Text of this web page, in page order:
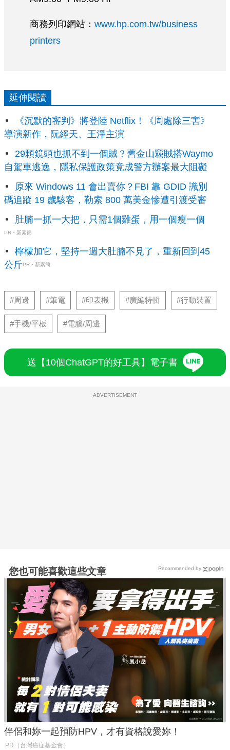
商務列印網站： www.hp.com.tw/business
printers
延伸閱讀
《沉默的審判》將登陸 Netflix！《周處除三害》
導演新作，阮經天、王淨主演
29顆鏡頭也抓不到一個賊？舊金山竊賊搭Waymo
自駕車逃逸，隱私保護政策竟成警方辦案最大阻礙
原來 Windows 11 會出賣你？FBI 靠 GDID 識別
碼追蹤 19 歲駭客，勒索 800 萬美金慘遭引渡受審
肚腩一抓一大把，只需1個雞蛋，用一個瘦一個
PR・新素簡
檸檬加它，堅持一週大肚腩不見了，重新回到45
公斤PR・新素簡
#周邊 #筆電 #印表機 #廣編特輯 #行動裝置
#手機/平板 #電腦/周邊
送【10個ChatGPT的好工具】電子書
ADVERTISEMENT
您也可能喜歡這些文章
伴侶和妳一起預防HPV，才有資格說愛妳！
PR（台灣癌症基金會）
Recommended by